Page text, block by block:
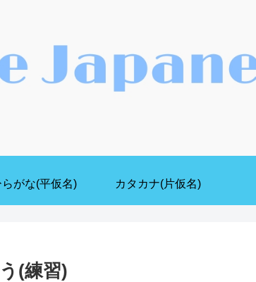
らがな(平仮名) カタカナ(片仮名)
(練習)